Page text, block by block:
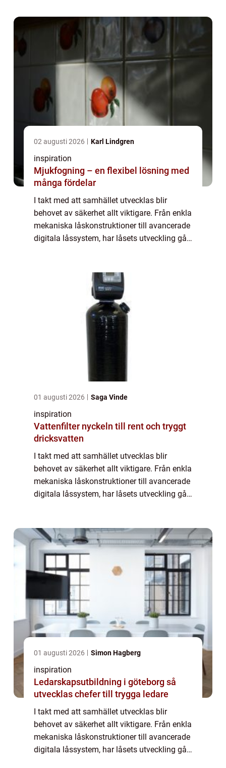
02 augusti 2026 Karl Lindgren
inspiration
Mjukfogning – en flexibel lösning med
många fördelar
I takt med att samhället utvecklas blir
behovet av säkerhet allt viktigare. Från enkla
mekaniska låskonstruktioner till avancerade
digitala låssystem, har låsets utveckling gått
01 augusti 2026 Saga Vinde
inspiration
Vattenfilter nyckeln till rent och tryggt
dricksvatten
I takt med att samhället utvecklas blir
behovet av säkerhet allt viktigare. Från enkla
mekaniska låskonstruktioner till avancerade
digitala låssystem, har låsets utveckling gått
01 augusti 2026 Simon Hagberg
inspiration
Ledarskapsutbildning i göteborg så
utvecklas chefer till trygga ledare
I takt med att samhället utvecklas blir
behovet av säkerhet allt viktigare. Från enkla
mekaniska låskonstruktioner till avancerade
digitala låssystem, har låsets utveckling gått